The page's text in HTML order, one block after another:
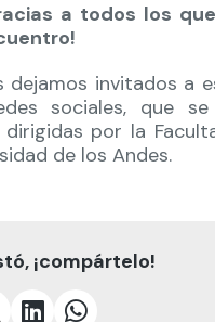
a todos los
dejamos invitados a
sociales, que
por la
de los Andes.
¡compártelo!